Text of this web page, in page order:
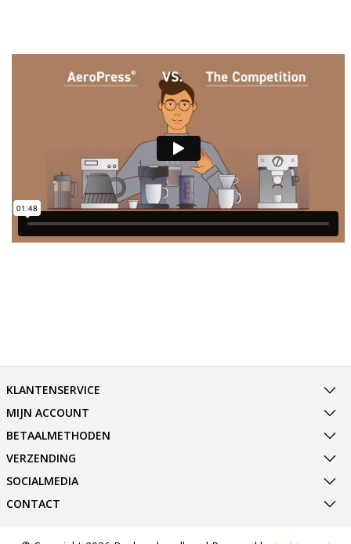
KLANTENSERVICE
MIJN ACCOUNT
BETAALMETHODEN
VERZENDING
SOCIALMEDIA
CONTACT